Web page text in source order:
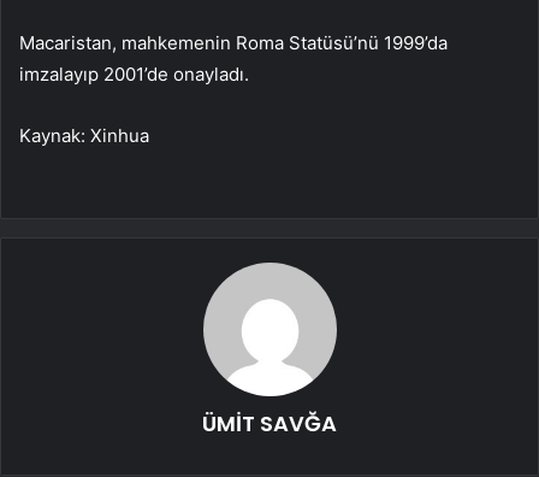
Macaristan, mahkemenin Roma Statüsü’nü 1999’da
imzalayıp 2001’de onayladı.
Kaynak: Xinhua
ÜMİT SAVĞA